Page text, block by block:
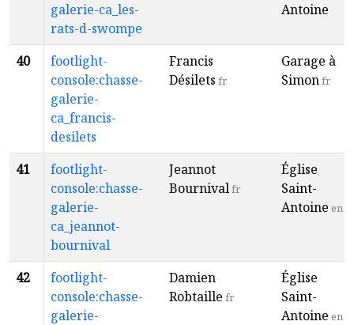
galerie-ca_les-
rats-d-swompe
Antoine
40
footlight-
console:chasse-
galerie-
ca_francis-
desilets
Francis
Désilets fr
Garage à
Simonfr
41
footlight-
console:chasse-
galerie-
ca_jeannot-
bournival
Jeannot
Bournivalfr
Église
Saint-
Antoine en
42
footlight-
console:chasse-
galerie-
Damien
Robtaille fr
Église
Saint-
Antoine en